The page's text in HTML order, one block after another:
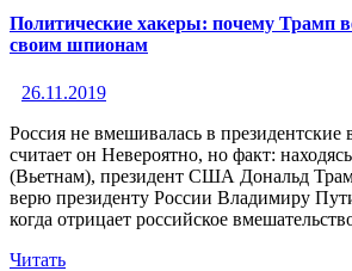
Политические хакеры: почему Трамп
своим шпионам
26.11.2019
Россия не вмешивалась в
считает он Невероятно, но факт:
(Вьетнам), президент США Дональд
верю президенту России Владимиру
когда отрицает российское
Читать